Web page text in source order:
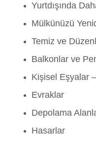
Yurtdışında
Mülkünüzü
Temiz ve
Balkonlar ve
Kişisel Eşyalar
Evraklar
Depolama
Hasarlar